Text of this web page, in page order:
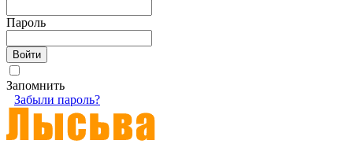
Пароль
Запомнить
Забыли пароль?